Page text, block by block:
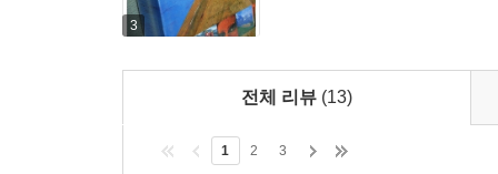
3
전체 리뷰 (13)
1 2 3